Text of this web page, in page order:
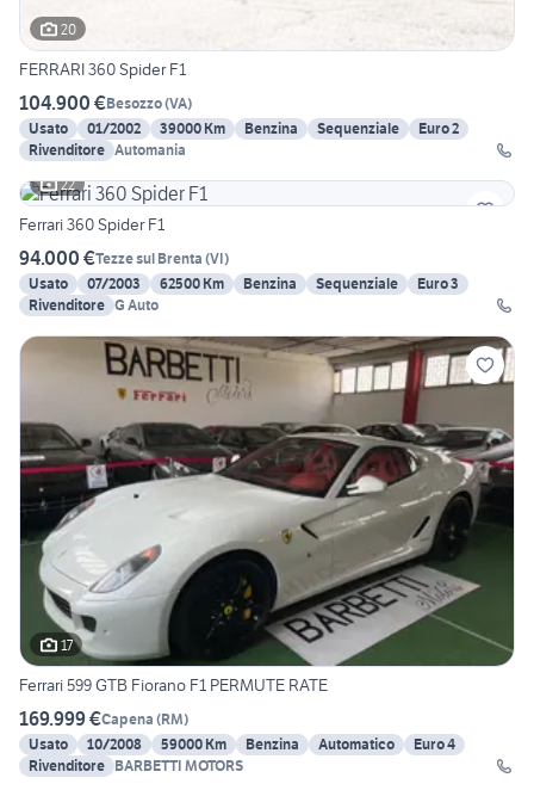
20
FERRARI 360 Spider F1
104.900 €Besozzo(VA)
Usato
01/2002 39000 Km Benzina Sequenziale
Euro 2
Rivenditore Automania
22
Ferrari 360 Spider F1
94.000 €Tezze sul Brenta (VI)
Usato
07/2003 62500 Km Benzina Sequenziale
Euro 3
Rivenditore G Auto
17
Ferrari 599 GTB Fiorano F1 PERMUTE RATE
169.999 €Capena (RM)
Usato
10/2008 59000 Km Benzina Automatico
Euro 4
Rivenditore BARBETTI MOTORS